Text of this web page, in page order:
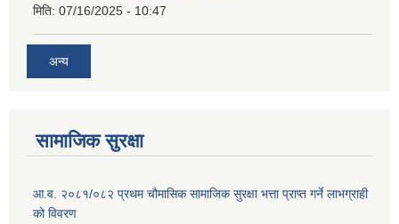
मिति: 07/16/2025 - 10:47
अन्य
सामाजिक सुरक्षा
आ.व. २०८१/०८२ प्रथम चौमासिक सामाजिक सुरक्षा भत्ता प्राप्त गर्ने लाभग्राही
को विवरण